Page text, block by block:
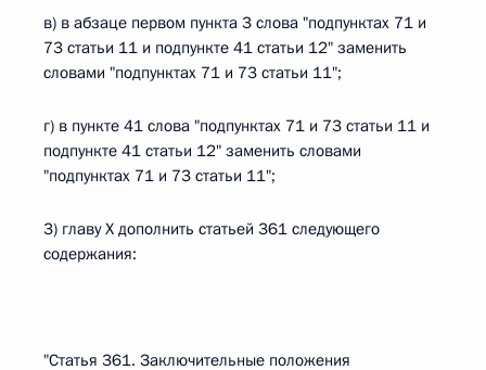
в) в абзаце первом пункта 3 слова "подпунктах 71 и
73 статьи 11 и подпункте 41 статьи 12" заменить
словами "подпунктах 71 и 73 статьи 11";
г) в пункте 41 слова "подпунктах 71 и 73 статьи 11 и
подпункте 41 статьи 12" заменить словами
"подпунктах 71 и 73 статьи 11";
3) главу X дополнить статьей 361 следующего
содержания:
"Статья 361. Заключительные положения